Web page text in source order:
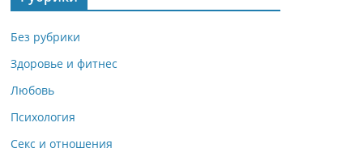
Без рубрики
Здоровье и фитнес
Любовь
Психология
Секс и отношения